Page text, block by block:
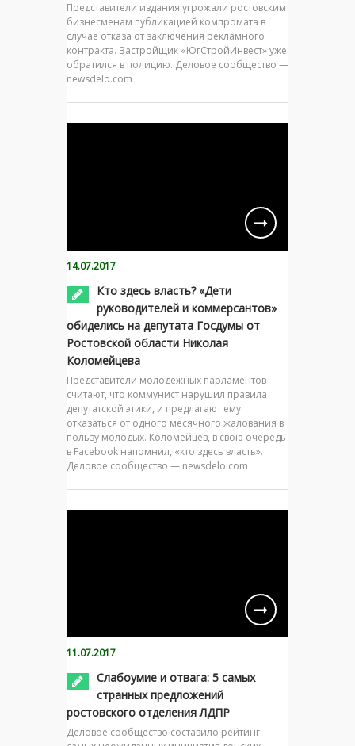
Представители издания угрожали ростовским
бизнесменам публикацией компромата в
случае отказа от заключения рекламного
контракта. Застройщик «ЮгСтройИнвест» уже
обратился в полицию. Деловое сообщество —
newsdelo.com
14.07.2017
Кто здесь власть? «Дети
руководителей и коммерсантов»
обиделись на депутата Госдумы от
Ростовской области Николая
Коломейцева
Представители молодёжных парламентов
считают, что коммунист нарушил правила
депутатской этики, и предлагают ему
отказаться от одного месячного жалования в
пользу молодых. Коломейцев, в свою очередь
в Facebook напомнил, «кто здесь власть».
Деловое сообщество — newsdelo.com
11.07.2017
Слабоумие и отвага: 5 самых
странных предложений
ростовского отделения ЛДПР
Деловое сообщество составило рейтинг